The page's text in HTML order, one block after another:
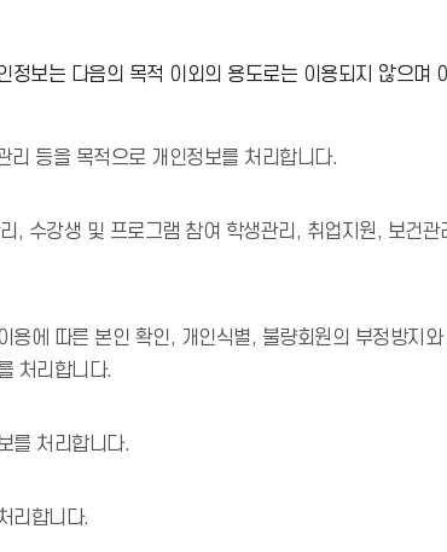
보는 다음의 목적 이외의 용도로는 이용되지 않으며
리 등을 목적으로 개인정보를 처리합니다.
수강생 및 프로그램 참여 학생관리, 취업지원, 보건
용에 따른 본인 확인, 개인식별, 불량회원의 부정방지
처리합니다.
를 처리합니다.
리합니다.